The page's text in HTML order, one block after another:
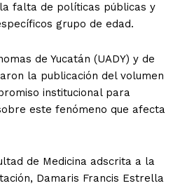
falta de políticas públicas y
grupo de edad.
de Yucatán (UADY) y de
la publicación del volumen
institucional para
este fenómeno que afecta
de Medicina adscrita a la
Damaris Francis Estrella